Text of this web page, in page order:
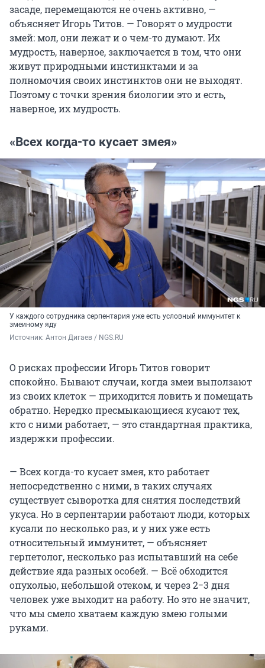
засаде, перемещаются не очень активно, —
объясняет Игорь Титов. — Говорят о мудрости
змей: мол, они лежат и о чем-то думают. Их
мудрость, наверное, заключается в том, что они
живут природными инстинктами и за
полномочия своих инстинктов они не выходят.
Поэтому с точки зрения биологии это и есть,
наверное, их мудрость.
«Всех когда-то кусает змея»
У каждого сотрудника серпентария уже есть условный иммунитет к
змеиному яду
Источник: Антон Дигаев / NGS.RU
О рисках профессии Игорь Титов говорит
спокойно. Бывают случаи, когда змеи выползают
из своих клеток — приходится ловить и помещать
обратно. Нередко пресмыкающиеся кусают тех,
кто с ними работает, — это стандартная практика,
издержки профессии.
— Всех когда-то кусает змея, кто работает
непосредственно с ними, в таких случаях
существует сыворотка для снятия последствий
укуса. Но в серпентарии работают люди, которых
кусали по несколько раз, и у них уже есть
относительный иммунитет, — объясняет
герпетолог, несколько раз испытавший на себе
действие яда разных особей. — Всё обходится
опухолью, небольшой отеком, и через 2−3 дня
человек уже выходит на работу. Но это не значит,
что мы смело хватаем каждую змею голыми
руками.